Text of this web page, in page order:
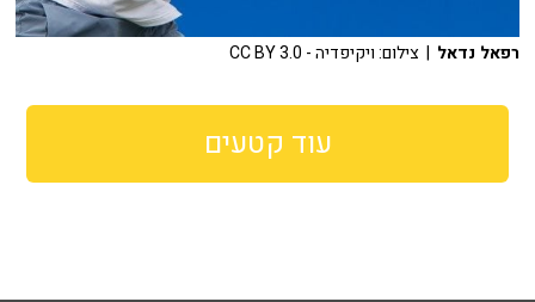
רפאל נדאל | צילום: ויקיפדיה - CC BY 3.0
עוד קטעים